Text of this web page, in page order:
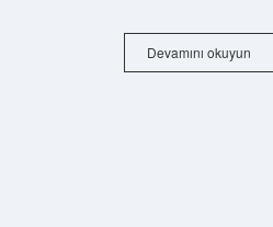
Devamını okuyun